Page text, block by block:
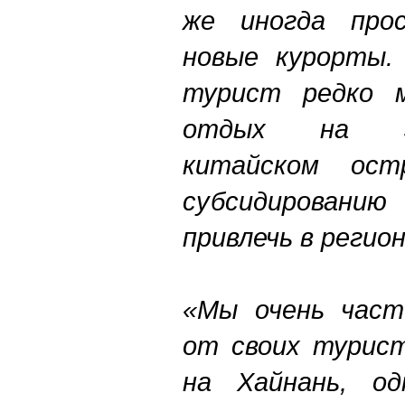
же иногда
новые
турист редко
отдых на
китайском
привлечь в
«Мы очень
от своих
на Хайнань,